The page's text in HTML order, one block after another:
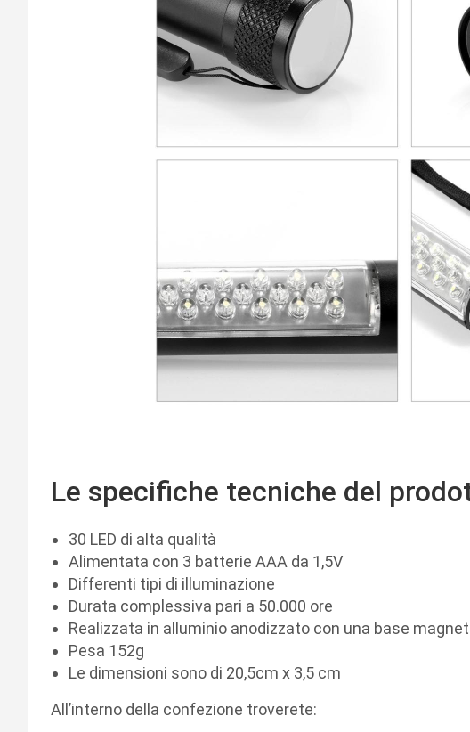
Le specifiche tecniche del
30 LED di alta qualità
Alimentata con 3 batterie AAA da 1,5V
Differenti tipi di illuminazione
Durata complessiva pari a 50.000 ore
Realizzata in alluminio anodizzato con una base
Pesa 152g
Le dimensioni sono di 20,5cm x 3,5 cm
All’interno della confezione troverete: